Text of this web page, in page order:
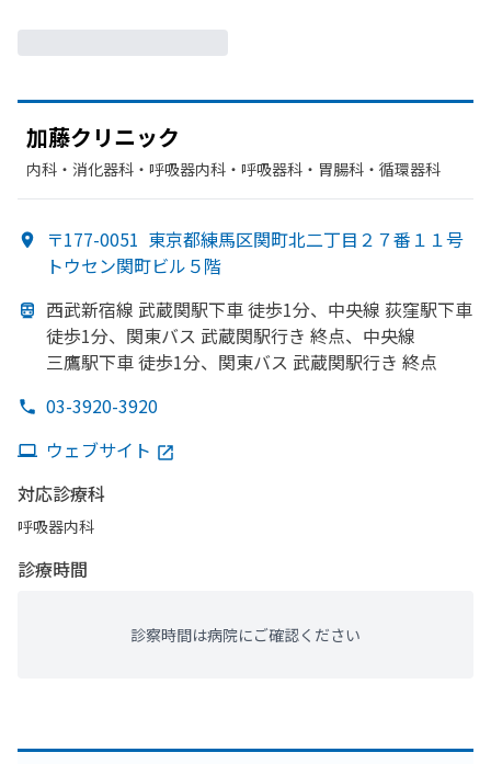
加藤クリニック
内科・​消化器科・​呼吸器内科・​呼吸器科・​胃腸科・​循環器科
〒177-0051 東京都練馬区関町北二丁目２７番１１号
トウセン関町ビル５階
西武新宿線 武蔵関駅下車 徒歩1分、 中央線 荻窪駅下車
徒歩1分、 関東バス 武蔵関駅行き 終点、 中央線
三鷹駅下車 徒歩1分、 関東バス 武蔵関駅行き 終点
03-3920-3920
ウェブサイト
対応診療科
呼吸器内科
診療時間
診察時間は病院にご確認ください